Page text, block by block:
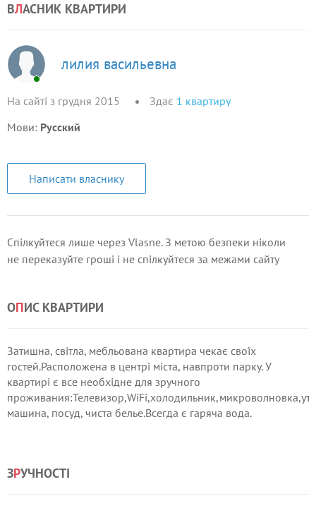
ВЛАСНИК КВАРТИРИ
лилия васильевна
На сайті з грудня 2015 Здає 1 квартиру
Мови: Русский
Написати власнику
Спілкуйтеся лише через Vlasne. З метою безпеки ніколи
не переказуйте гроші і не спілкуйтеся за межами сайту
ОПИС КВАРТИРИ
Затишна, світла, мебльована квартира чекає своїх
гостей.Расположена в центрі міста, навпроти парку. У
квартирі є все необхідне для зручного
машина, посуд, чиста белье.Всегда є гаряча вода.
ЗРУЧНОСТІ